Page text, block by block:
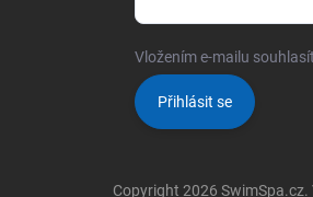
Vložením e-mailu
Přihlásit se
Copyright 2026 SwimSpa.cz.